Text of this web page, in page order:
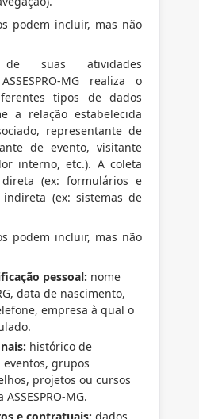
podem incluir, mas não
suas atividades
MG realiza o
tipos de dados
a relação estabelecida
representante de
de evento, visitante
interno, etc.). A coleta
(ex: formulários e
indireta (ex: sistemas de
podem incluir, mas não
pessoal: nome
data de nascimento,
empresa à qual o
histórico de
grupos
projetos ou cursos
MG.